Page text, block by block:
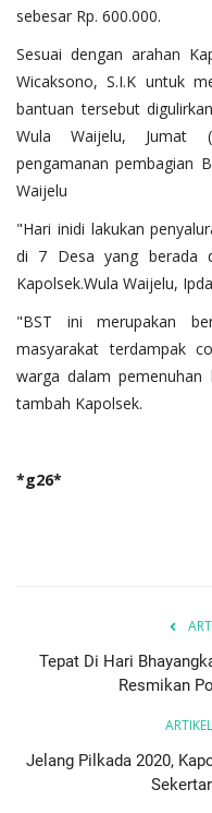
sebesar Rp. 600.000.
Sesuai dengan arahan
Wicaksono, S.I.K untuk
bantuan tersebut
Wula Waijelu, Jumat
pengamanan pembagian
Waijelu
"Hari inidi lakukan
di 7 Desa yang berada
Kapolsek.Wula Waijelu,
"BST ini merupakan
masyarakat terdampak
warga dalam pemenuhan
tambah Kapolsek.
*g26*
Tepat Di Hari
Resmikan
Jelang Pilkada 2020,